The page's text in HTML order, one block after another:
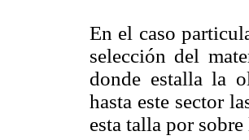
En el caso
selección del
donde estalla la
hasta este sector
esta talla por sobre